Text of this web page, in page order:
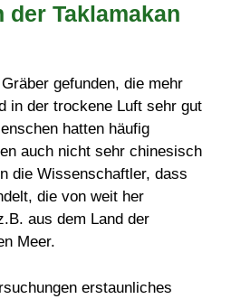
der Taklamakan
gefunden, die mehr
in der trockene Luft sehr gut
hatten häufig
auch nicht sehr chinesisch
die Wissenschaftler, dass
die von weit her
aus dem Land der
Meer.
erstaunliches